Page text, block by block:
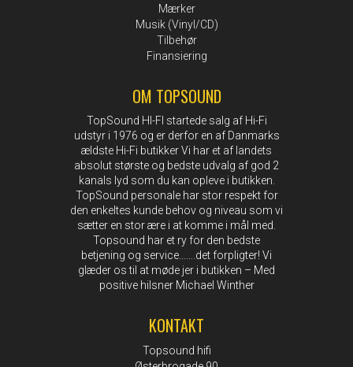
Mærker
Musik (Vinyl/CD)
Tilbehør
Finansiering
OM TOPSOUND
TopSound HI-FI startede salg af Hi-Fi
udstyr i 1976 og er derfor en af Danmarks
ældste Hi-Fi butikker Vi har et af landets
absolut største og bedste udvalg af god 2
kanals lyd som du kan opleve i butikken.
TopSound personale har stor respekt for
den enkeltes kunde behov og niveau som vi
sætter en stor ære i at komme i mål med.
Topsound har et ry for den bedste
betjening og service…….det forpligter! Vi
glæder os til at møde jer i butikken – Med
positive hilsner Michael Winther
KONTAKT
Topsound hifi